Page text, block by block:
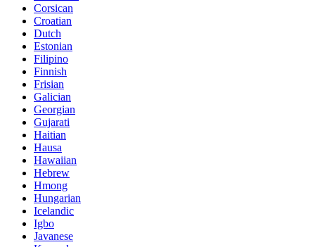
Corsican
Croatian
Dutch
Estonian
Filipino
Finnish
Frisian
Galician
Georgian
Gujarati
Haitian
Hausa
Hawaiian
Hebrew
Hmong
Hungarian
Icelandic
Igbo
Javanese